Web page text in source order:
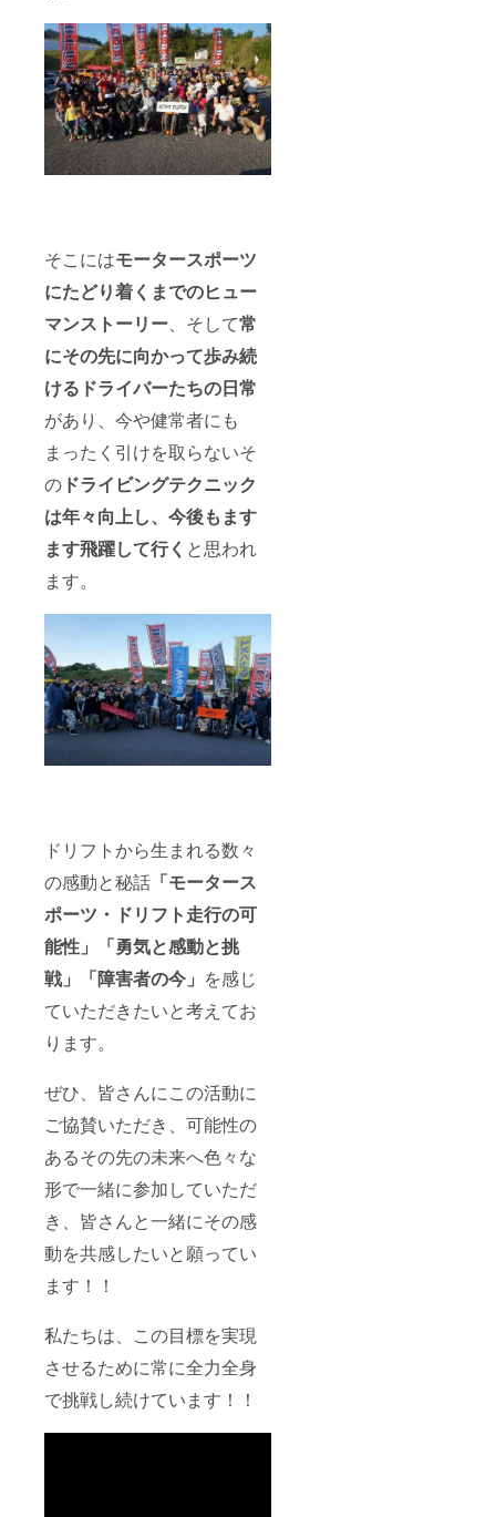
そこにはモータースポーツ
にたどり着くまでのヒュー
マンストーリー、そして常
にその先に向かって歩み続
けるドライバーたちの日常
があり、今や健常者にも
まったく引けを取らないそ
の ドライビングテクニック
は年々向上し、今後もます
ます飛躍して行く と思われ
ます。
ドリフトから生まれる数々
の感動と秘話 「モータース
ポーツ・ドリフト走行の可
能性」「勇気と感動と挑
戦」「障害者の今」 を感じ
ていただきたいと考えてお
ります。
ぜひ、皆さんにこの活動に
ご協賛いただき、可能性の
あるその先の未来へ色々な
形で一緒に参加していただ
き、皆さんと一緒にその感
動を共感したいと願ってい
ます！！
私たちは、この目標を実現
させるために常に全力全身
で挑戦し続けています！！